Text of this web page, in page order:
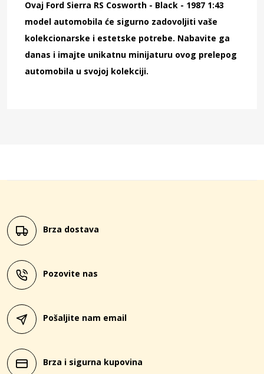
Ovaj Ford Sierra RS Cosworth - Black - 1987 1:43
model automobila će sigurno zadovoljiti vaše
kolekcionarske i estetske potrebe. Nabavite ga
danas i imajte unikatnu minijaturu ovog prelepog
automobila u svojoj kolekciji.
Brza dostava
Pozovite nas
Pošaljite nam email
Brza i sigurna kupovina